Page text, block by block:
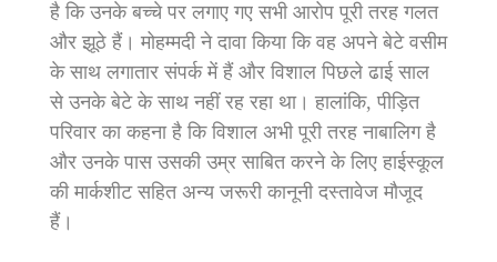
है कि उनके बच्चे पर लगाए गए सभी आरोप पूरी तरह गलत
और झूठे हैं। मोहम्मदी ने दावा किया कि वह अपने बेटे वसीम
के साथ लगातार संपर्क में हैं और विशाल पिछले ढाई साल
से उनके बेटे के साथ नहीं रह रहा था। हालांकि, पीड़ित
परिवार का कहना है कि विशाल अभी पूरी तरह नाबालिग है
और उनके पास उसकी उम्र साबित करने के लिए हाईस्कूल
की मार्कशीट सहित अन्य जरूरी कानूनी दस्तावेज मौजूद
हैं।